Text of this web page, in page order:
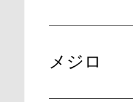
メジロ